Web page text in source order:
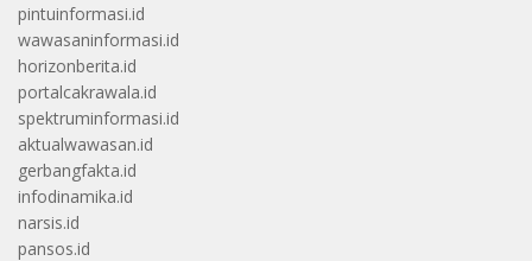
pintuinformasi.id
wawasaninformasi.id
horizonberita.id
portalcakrawala.id
spektruminformasi.id
aktualwawasan.id
gerbangfakta.id
infodinamika.id
narsis.id
pansos.id